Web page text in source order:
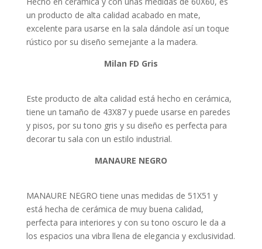
un producto de alta calidad acabado en mate,
excelente para usarse en la sala dándole así un toque
rústico por su diseño semejante a la madera.
Milan FD Gris
Este producto de alta calidad está hecho en cerámica,
tiene un tamaño de 43X87 y puede usarse en paredes
y pisos, por su tono gris y su diseño es perfecta para
decorar tu sala con un estilo industrial.
MANAURE NEGRO
MANAURE NEGRO tiene unas medidas de 51X51 y
está hecha de cerámica de muy buena calidad,
perfecta para interiores y con su tono oscuro le da a
los espacios una vibra llena de elegancia y exclusividad.